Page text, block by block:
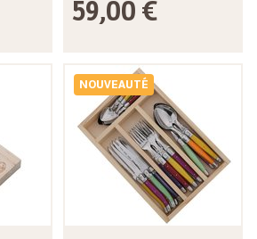
59,00 €
NOUVEAUTÉ